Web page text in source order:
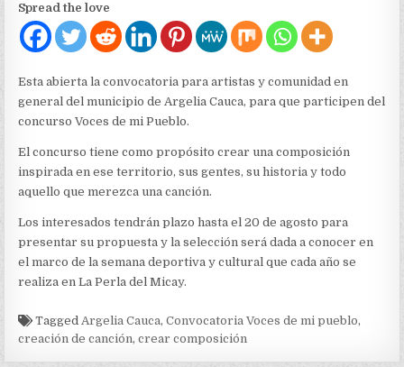
PARA
ARTISTAS
DE
CAUCA
Spread the love
Esta abierta la convocatoria para artistas y comunidad en
general del municipio de Argelia Cauca, para que participen del
concurso Voces de mi Pueblo.
El concurso tiene como propósito crear una composición
inspirada en ese territorio, sus gentes, su historia y todo
aquello que merezca una canción.
Los interesados tendrán plazo hasta el 20 de agosto para
presentar su propuesta y la selección será dada a conocer en
el marco de la semana deportiva y cultural que cada año se
realiza en La Perla del Micay.
TaggedArgelia Cauca,Convocatoria Voces de mi pueblo,
creación de canción,crear composición